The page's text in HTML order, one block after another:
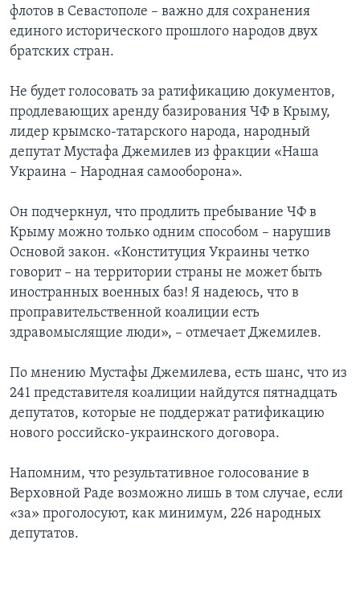
флотов в Севастополе – важно для сохранения
единого исторического прошлого народов двух
братских стран.
Не будет голосовать за ратификацию документов,
продлевающих аренду базирования ЧФ в Крыму,
лидер крымско-татарского народа, народный
депутат Мустафа Джемилев из фракции «Наша
Украина – Народная самооборона».
Он подчеркнул, что продлить пребывание ЧФ в
Крыму можно только одним способом – нарушив
Основой закон. «Конституция Украины четко
говорит – на территории страны не может быть
иностранных военных баз! Я надеюсь, что в
проправительственной коалиции есть
здравомыслящие люди», – отмечает Джемилев.
По мнению Мустафы Джемилева, есть шанс, что из
241 представителя коалиции найдутся пятнадцать
депутатов, которые не поддержат ратификацию
нового российско-украинского договора.
Напомним, что результативное голосование в
Верховной Раде возможно лишь в том случае, если
«за» проголосуют, как минимум, 226 народных
депутатов.